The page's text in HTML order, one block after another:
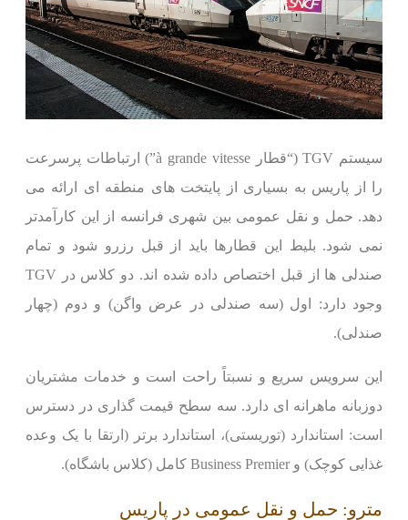
سیستم TGV (“قطار à grande vitesse”) ارتباطات پرسرعت
را از پاریس به بسیاری از پایتخت های منطقه ای ارائه می
دهد. حمل و نقل عمومی بین شهری فرانسه از این کارآمدتر
نمی شود. بلیط این قطارها باید از قبل رزرو شود و تمام
صندلی ها از قبل اختصاص داده شده اند. دو کلاس در TGV
وجود دارد: اول (سه صندلی در عرض واگن) و دوم (چهار
صندلی).
این سرویس سریع و نسبتاً راحت است و خدمات مشتریان
دوزبانه ماهرانه ای دارد. سه سطح قیمت گذاری در دسترس
است: استاندارد (توریستی)، استاندارد برتر (ارتقا با یک وعده
غذایی کوچک) و Business Premier کامل (کلاس باشگاه).
مترو: حمل و نقل عمومی در پاریس